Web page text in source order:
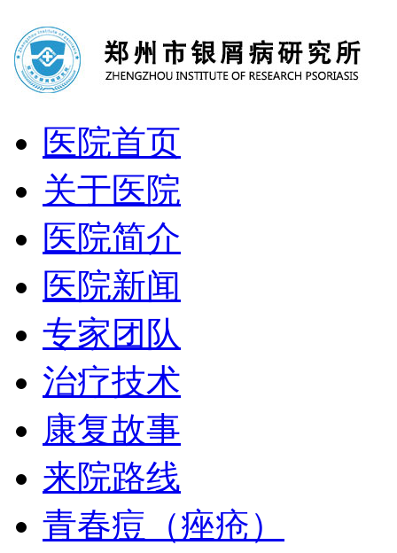
医院首页
关于医院
医院简介
医院新闻
专家团队
治疗技术
康复故事
来院路线
青春痘（痤疮）